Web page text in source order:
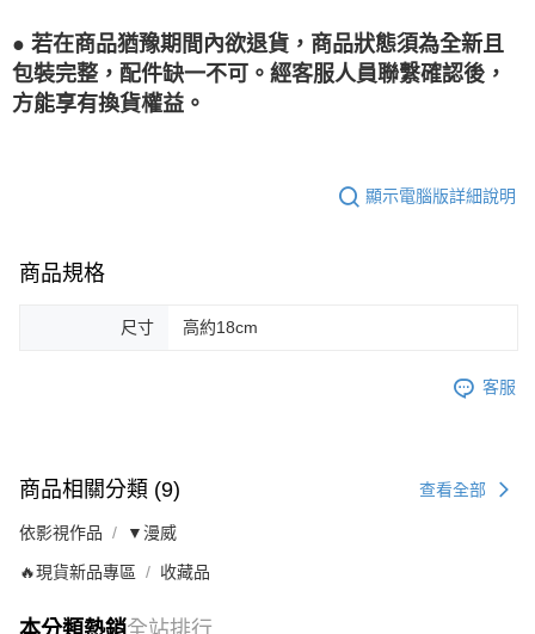
● 若在商品猶豫期間內欲退貨，商品狀態須為全新且
包裝完整，配件缺一不可。經客服人員聯繫確認後，
方能享有換貨權益。
顯示電腦版詳細說明
商品規格
尺寸 高約18cm
客服
商品相關分類 (9) 查看全部
依影視作品 ▼漫威
🔥現貨新品專區 收藏品